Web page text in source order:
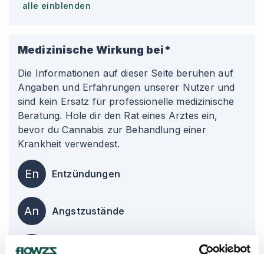
alle einblenden
Medizinische Wirkung bei*
Die Informationen auf dieser Seite beruhen auf
Angaben und Erfahrungen unserer Nutzer und
sind kein Ersatz für professionelle medizinische
Beratung. Hole dir den Rat eines Arztes ein,
bevor du Cannabis zur Behandlung einer
Krankheit verwendest.
En Entzündungen
An Angstzustände
De Depression